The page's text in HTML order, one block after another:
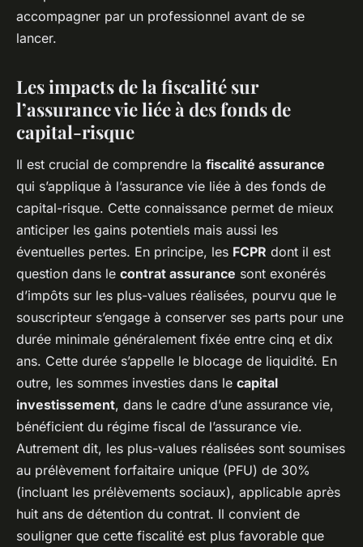
accompagner par un professionnel avant de se
lancer.
Les impacts de la fiscalité sur
l’assurance vie liée à des fonds de
capital-risque
Il est crucial de comprendre la fiscalité assurance
qui s’applique à l’assurance vie liée à des fonds de
capital-risque. Cette connaissance permet de mieux
anticiper les gains potentiels mais aussi les
éventuelles pertes. En principe, les FCPR dont il est
question dans le contrat assurance sont exonérés
d’impôts sur les plus-values réalisées, pourvu que le
souscripteur s’engage à conserver ses parts pour une
durée minimale généralement fixée entre cinq et dix
ans. Cette durée s’appelle le blocage de liquidité. En
outre, les sommes investies dans le capital
investissement, dans le cadre d’une assurance vie,
bénéficient du régime fiscal de l’assurance vie.
Autrement dit, les plus-values réalisées sont soumises
au prélèvement forfaitaire unique (PFU) de 30%
(incluant les prélèvements sociaux), applicable après
huit ans de détention du contrat. Il convient de
souligner que cette fiscalité est plus favorable que